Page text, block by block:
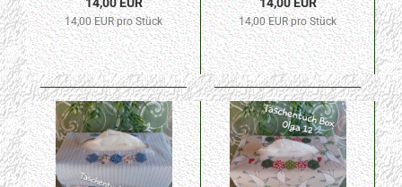
14,00 EUR pro Stück 14,00 EUR pro Stück